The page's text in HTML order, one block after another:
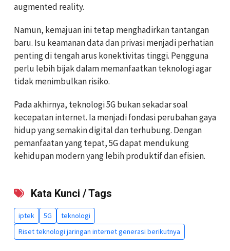
augmented reality.
Namun, kemajuan ini tetap menghadirkan tantangan
baru. Isu keamanan data dan privasi menjadi perhatian
penting di tengah arus konektivitas tinggi. Pengguna
perlu lebih bijak dalam memanfaatkan teknologi agar
tidak menimbulkan risiko.
Pada akhirnya, teknologi 5G bukan sekadar soal
kecepatan internet. Ia menjadi fondasi perubahan gaya
hidup yang semakin digital dan terhubung. Dengan
pemanfaatan yang tepat, 5G dapat mendukung
kehidupan modern yang lebih produktif dan efisien.
Kata Kunci / Tags
iptek 5G
teknologi
Riset teknologi jaringan internet generasi berikutnya